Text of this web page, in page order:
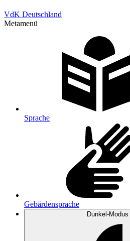
VdK Deutschland
Metamenü
Sprache
Gebärdensprache
Dunkel-Modus